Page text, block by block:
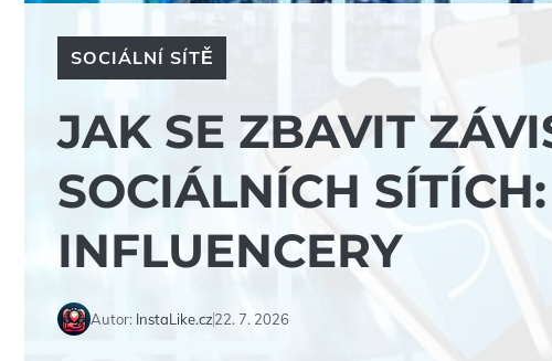
SOCIÁLNÍ SÍTĚ
JAK SE ZBAVIT
SOCIÁLNÍCH
INFLUENCERY
Autor: InstaLike.cz22. 7. 2026